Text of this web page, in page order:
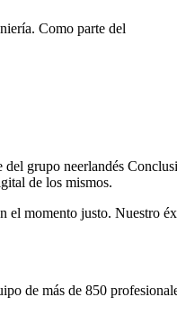
Como parte del
grupo neerlandés
de los mismos.
el momento justo. Nuestro
de más de 850